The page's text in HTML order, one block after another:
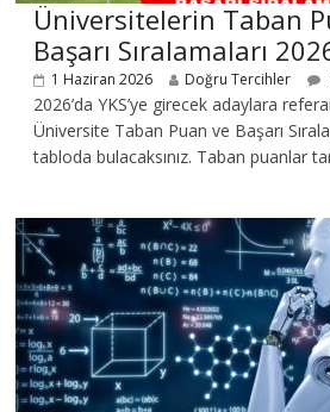
Üniversitelerin Taban
Başarı Sıralamaları
1 Haziran 2026 Doğru Tercihler
2026’da YKS’ye girecek adaylara
Üniversite Taban Puan ve Başarı
tabloda bulacaksınız. Taban puanlar